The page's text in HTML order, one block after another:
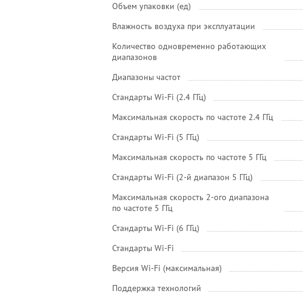
Объем упаковки (ед)
Влажность воздуха при эксплуатации
Количество одновременно работающих
диапазонов
Диапазоны частот
Стандарты Wi-Fi (2.4 ГГц)
Максимальная скорость по частоте 2.4 ГГц
Стандарты Wi-Fi (5 ГГц)
Максимальная скорость по частоте 5 ГГц
Стандарты Wi-Fi (2-й диапазон 5 ГГц)
Максимальная скорость 2-ого диапазона
по частоте 5 ГГц
Стандарты Wi-Fi (6 ГГц)
Стандарты Wi-Fi
Версия Wi-Fi (максимальная)
Поддержка технологий